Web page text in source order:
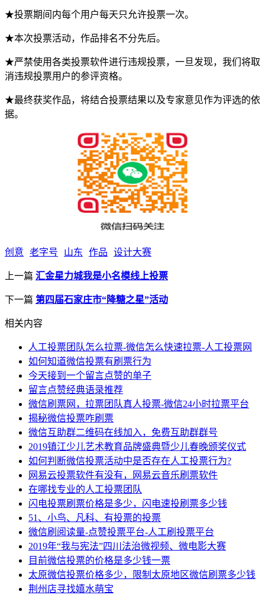
★投票期间内每个用户每天只允许投票一次。
★本次投票活动，作品排名不分先后。
★严禁使用各类投票软件进行违规投票，一旦发现，我们将取
消违规投票用户的参评资格。
★最终获奖作品，将结合投票结果以及专家意见作为评选的依
据。
创意 老字号 山东 作品 设计大赛
上一篇 汇金星力城我是小名模线上投票
下一篇 第四届石家庄市“降糖之星”活动
相关内容
人工投票团队怎么拉票-微信怎么快速拉票-人工投票网
如何知道微信投票有刷票行为
今天接到一个留言点赞的单子
留言点赞经典语录推荐
微信刷票网，拉票团队真人投票-微信24小时拉票平台
揭秘微信投票咋刷票
微信互助群二维码在线加入，免费互助群群号
2019镇江少儿艺术教育品牌盛典暨少儿春晚颁奖仪式
如何判断微信投票活动中是否存在人工投票行为?
网易云投票软件有没有，网易云音乐刷票软件
在哪找专业的人工投票团队
闪电投票刷票价格是多少，闪电速投刷票多少钱
51、小鸟、凡科、有投票的投票
微信刷阅读量-点赞投票平台-人工刷投票平台
2019年“我与宪法”四川法治微视频、微电影大赛
目前微信投票的价格是多少钱一票
太原微信投票价格多少，限制太原地区微信刷票多少钱
荆州店寻找嬉水萌宝